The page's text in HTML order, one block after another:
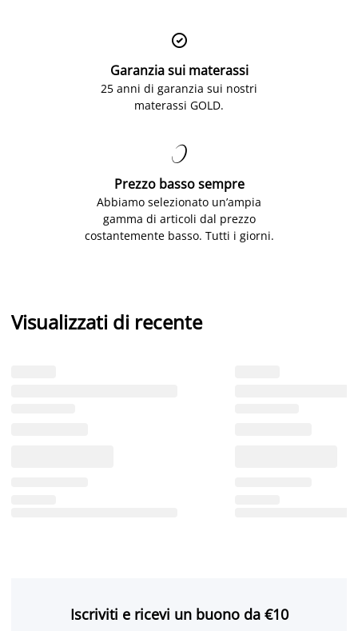

Garanzia sui materassi
25 anni di garanzia sui nostri
materassi GOLD.

Prezzo basso sempre
Abbiamo selezionato un’ampia
gamma di articoli dal prezzo
costantemente basso. Tutti i giorni.
Visualizzati di recente
Iscriviti e ricevi un buono da €10